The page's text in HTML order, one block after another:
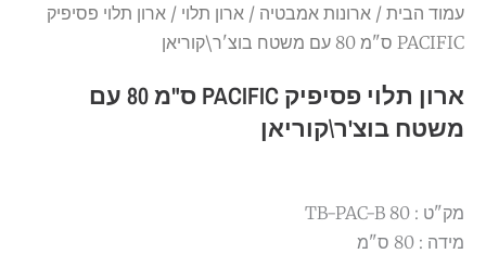
עמוד הבית / ארונות אמבטיה / ארון תלוי / ארון תלוי פסיפיק
PACIFIC ס"מ 80 עם משטח בוצ'ר\קוריאן
ארון תלוי פסיפיק PACIFIC ס"מ 80 עם
משטח בוצ'ר\קוריאן
מק"ט : TB-PAC-B 80
מידה : 80 ס"מ